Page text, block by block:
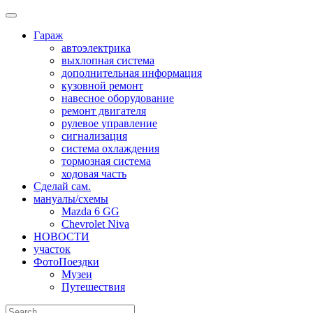
Skip
contentГараж
автоэлектрика
выхлопная система
дополнительная информация
кузовной ремонт
навесное оборудование
ремонт двигателя
рулевое управление
сигнализация
система охлаждения
тормозная система
ходовая часть
Сделай сам.
мануалы/схемы
Mazda 6 GG
Chevrolet Niva
НОВОСТИ
участок
ФотоПоездки
Музеи
Путешествия
Search